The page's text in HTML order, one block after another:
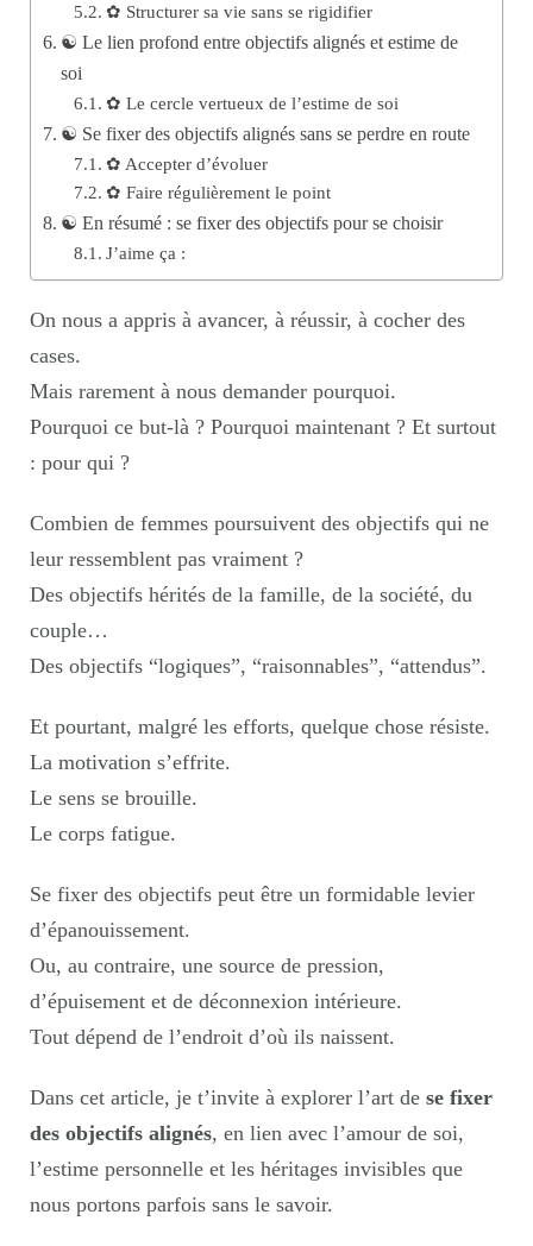
✿ Structurer sa vie sans se rigidifier
☯︎ Le lien profond entre objectifs alignés et estime de
soi
✿ Le cercle vertueux de l’estime de soi
☯︎ Se fixer des objectifs alignés sans se perdre en route
✿ Accepter d’évoluer
✿ Faire régulièrement le point
☯︎ En résumé : se fixer des objectifs pour se choisir
J’aime ça :
On nous a appris à avancer, à réussir, à cocher des
cases.
Mais rarement à nous demander pourquoi.
Pourquoi ce but-là ? Pourquoi maintenant ? Et surtout
: pour qui ?
Combien de femmes poursuivent des objectifs qui ne
leur ressemblent pas vraiment ?
Des objectifs hérités de la famille, de la société, du
couple…
Des objectifs “logiques”, “raisonnables”, “attendus”.
Et pourtant, malgré les efforts, quelque chose résiste.
La motivation s’effrite.
Le sens se brouille.
Le corps fatigue.
Se fixer des objectifs peut être un formidable levier
d’épanouissement.
Ou, au contraire, une source de pression,
d’épuisement et de déconnexion intérieure.
Tout dépend de l’endroit d’où ils naissent.
Dans cet article, je t’invite à explorer l’art de se fixer
des objectifs alignés, en lien avec l’amour de soi,
l’estime personnelle et les héritages invisibles que
nous portons parfois sans le savoir.